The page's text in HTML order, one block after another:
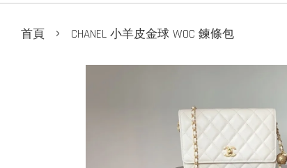
首頁 › CHANEL 小羊皮金球 WOC 鍊條包